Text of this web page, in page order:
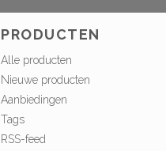
PRODUCTEN
Alle producten
Nieuwe producten
Aanbiedingen
Tags
RSS-feed